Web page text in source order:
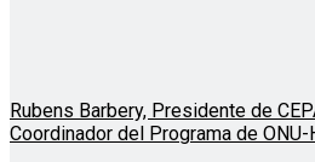
Rubens Barbery, Presidente de
Coordinador del Programa de